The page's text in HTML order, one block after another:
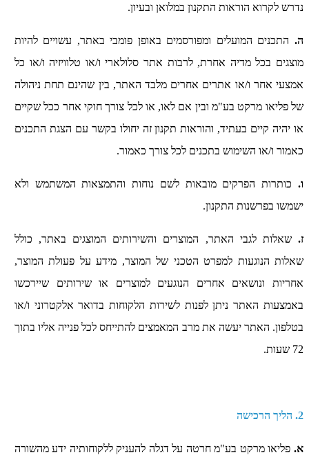
נדרש לקרוא הוראות התקנון במלואן ובעיון.
ה. התכנים המועלים ומפורסמים באופן פומבי באתר, עשויים להיות
מוצגים בכל מדיה אחרת, לרבות אתר סלולארי ו/או טלוויזיה ו/או כל
אמצעי אחר ו/או אתרים אחרים מלבד האתר, בין שהינם תחת ניהולה
של פליאו מרקט בע"מ ובין אם לאו, או לכל צורך חוקי אחר ככל שקיים
או יהיה קיים בעתיד, והוראות תקנון זה יחולו בקשר עם הצגת התכנים
כאמור ו/או השימוש בתכנים לכל צורך כאמור.
ו. כותרות הפרקים מובאות לשם נוחות והתמצאות המשתמש ולא
ישמשו בפרשנות התקנון.
ז.שאלות לגבי האתר, המוצרים והשירותים המוצגים באתר, כולל
שאלות הנוגעות למפרט הטכני של המוצר, מידע על פעולת המוצר,
אחריות ונושאים אחרים הנוגעים למוצרים או שירותים שיירכשו
באמצעות האתר ניתן לפנות לשירות הלקוחות בדואר אלקטרוני ו/או
בטלפון. האתר יעשה את מרב המאמצים להתייחס לכל פנייה אליו בתוך
72 שעות.
2. הליך הרכישה
א. פליאו מרקט בע"מ חרטה על דגלה להעניק ללקוחותיה ידע מהשורה